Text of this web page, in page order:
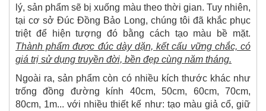
lý, sản phẩm sẽ bị xuống màu theo thời gian. Tuy nhiên,
tại cơ sở Đúc Đồng Bảo Long, chúng tôi đã khắc phục
triệt để hiện tượng đó bằng cách tạo màu bề mặt.
Thành phẩm được đúc dày dặn, kết cấu vững chắc, có
giá trị sử dụng truyền đời, bền đẹp cùng năm tháng.
Ngoài ra, sản phẩm còn có nhiều kích thước khác như
trống đồng đường kính 40cm, 50cm, 60cm, 70cm,
80cm, 1m... với nhiều thiết kế như: tạo màu giả cổ, giữ